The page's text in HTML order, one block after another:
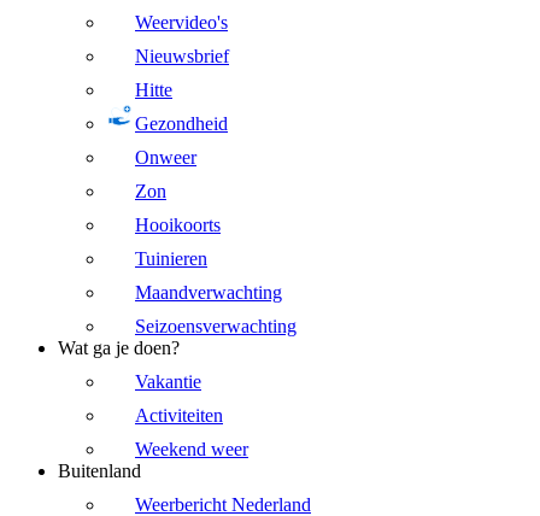
Weervideo's
Nieuwsbrief
Hitte
Gezondheid
Onweer
Zon
Hooikoorts
Tuinieren
Maandverwachting
Seizoensverwachting
Wat ga je doen?
Vakantie
Activiteiten
Weekend weer
Buitenland
Weerbericht Nederland